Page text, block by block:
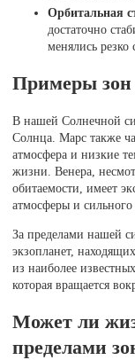
Орбитальная
достаточно
менялись резко
Примеры зон
В нашей Солнечной
Солнца. Марс также
атмосфера и низкие
жизни. Венера,
обитаемости, имеет
атмосферы и сильного
За пределами нашей
экзопланет,
из наиболее
которая вращается
Может ли
пределами